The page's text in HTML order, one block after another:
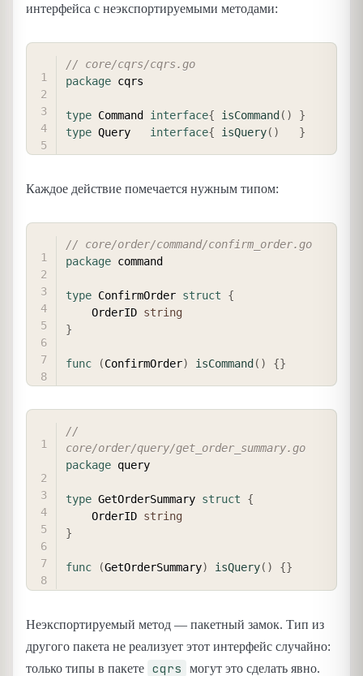
интерфейса с неэкспортируемыми методами:
// core/cqrs/cqrs.go
package cqrs
type Command interface{ isCommand ( )
}
type Query interface{ isQuery( ) }
Каждое действие помечается нужным типом:
// core/order/command/confirm_order.go
package command
type ConfirmOrder struct
{
    OrderID
string
}
func (ConfirmOrder) isCommand ( ) {}
//
core/order/query/get_order_summary.go
package query
type GetOrderSummary struct
{
    OrderID
string
}
func (GetOrderSummary) isQuery( ) {}
Неэкспортируемый метод — пакетный замок. Тип из
другого пакета не реализует этот интерфейс случайно:
только типы в пакете cqrs могут это сделать явно.